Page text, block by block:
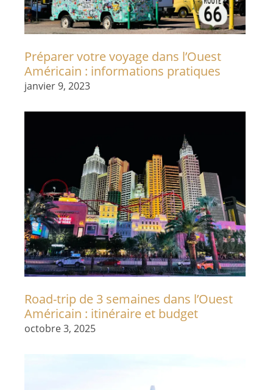
Préparer votre voyage dans l’Ouest
Américain : informations pratiques
janvier 9, 2023
Road-trip de 3 semaines dans l’Ouest
Américain : itinéraire et budget
octobre 3, 2025